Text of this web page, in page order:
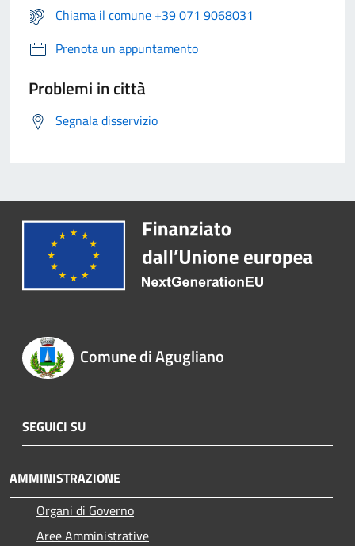
Chiama il comune +39 071 9068031
Prenota un appuntamento
Problemi in città
Segnala disservizio
Comune di Agugliano
SEGUICI SU
AMMINISTRAZIONE
Organi di Governo
Aree Amministrative